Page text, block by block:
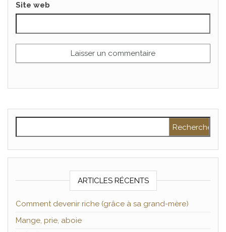
Site web
ARTICLES RÉCENTS
Comment devenir riche (grâce à sa grand-mère)
Mange, prie, aboie